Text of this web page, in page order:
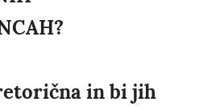
in bi jih